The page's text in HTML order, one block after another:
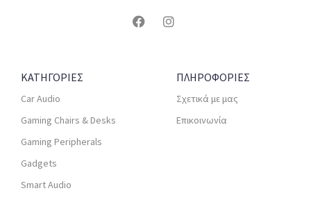
ΚΑΤΗΓΟΡΙΕΣ
Car Audio
Gaming Chairs & Desks
Gaming Peripherals
Gadgets
Smart Audio
ΠΛΗΡΟΦΟΡΙΕΣ
Σχετικά με μας
Επικοινωνία